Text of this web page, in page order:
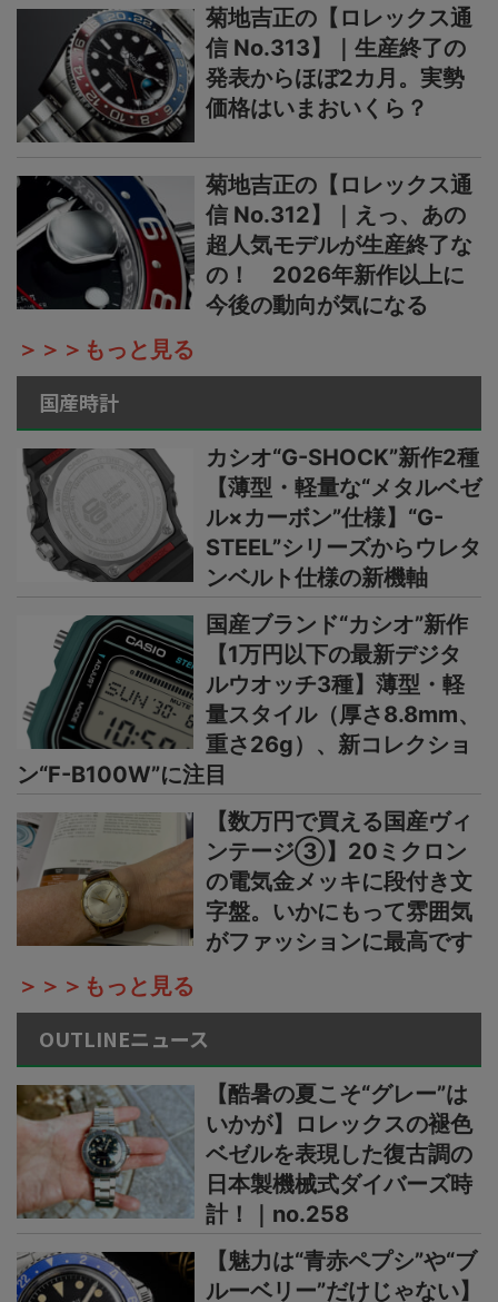
菊地吉正の【ロレックス通
信 No.313】｜生産終了の
発表からほぼ2カ月。実勢
価格はいまおいくら？
菊地吉正の【ロレックス通
信 No.312】｜えっ、あの
超人気モデルが生産終了な
の！ 2026年新作以上に
今後の動向が気になる
＞＞＞もっと見る
国産時計
カシオ“G-SHOCK”新作2種
【薄型・軽量な“メタルベゼ
ル×カーボン”仕様】“G-
STEEL”シリーズからウレタ
ンベルト仕様の新機軸
国産ブランド“カシオ”新作
【1万円以下の最新デジタ
ルウオッチ3種】薄型・軽
量スタイル（厚さ8.8mm、
重さ26g）、新コレクショ
ン“F-B100W”に注目
【数万円で買える国産ヴィ
ンテージ③】20ミクロン
の電気金メッキに段付き文
字盤。いかにもって雰囲気
がファッションに最高です
＞＞＞もっと見る
OUTLINEニュース
【酷暑の夏こそ“グレー”は
いかが】ロレックスの褪色
ベゼルを表現した復古調の
日本製機械式ダイバーズ時
計！｜no.258
【魅力は“青赤ペプシ”や“ブ
ルーベリー”だけじゃない】